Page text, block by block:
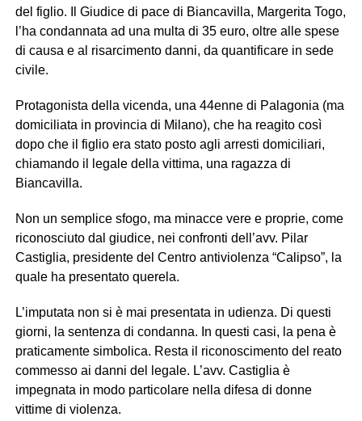
del figlio. Il Giudice di pace di Biancavilla, Margerita Togo,
l’ha condannata ad una multa di 35 euro, oltre alle spese
di causa e al risarcimento danni, da quantificare in sede
civile.
Protagonista della vicenda, una 44enne di Palagonia (ma
domiciliata in provincia di Milano), che ha reagito così
dopo che il figlio era stato posto agli arresti domiciliari,
chiamando il legale della vittima, una ragazza di
Biancavilla.
Non un semplice sfogo, ma minacce vere e proprie, come
riconosciuto dal giudice, nei confronti dell’avv. Pilar
Castiglia, presidente del Centro antiviolenza “Calipso”, la
quale ha presentato querela.
L’imputata non si è mai presentata in udienza. Di questi
giorni, la sentenza di condanna. In questi casi, la pena è
praticamente simbolica. Resta il riconoscimento del reato
commesso ai danni del legale. L’avv. Castiglia è
impegnata in modo particolare nella difesa di donne
vittime di violenza.